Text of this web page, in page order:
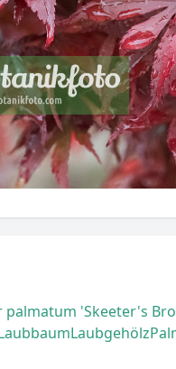
palmatum 'Skeeter's
Laubgehölz